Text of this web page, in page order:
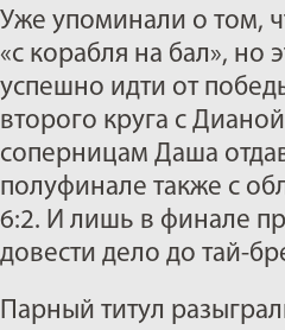
Уже упоминали о том,
«с корабля на бал», но
успешно идти от
второго круга с
соперницам Даша
полуфинале также с
6:2. И лишь в финале
довести дело до тай-
Парный титул